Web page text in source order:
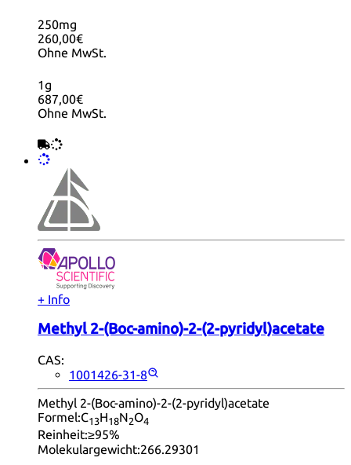
250mg
260,00€
Ohne MwSt.
1g
687,00€
Ohne MwSt.
+ Info
Methyl 2-(Boc-amino)-2-(2-pyridyl)acetate
CAS:
1001426-31-8
Methyl 2-(Boc-amino)-2-(2-pyridyl)acetate
Formel:C13H18N2O4
Reinheit:≥95%
Molekulargewicht:266.29301